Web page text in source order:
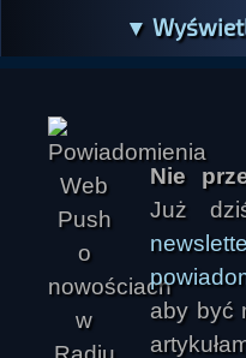
▼
Nie
Już
aby być